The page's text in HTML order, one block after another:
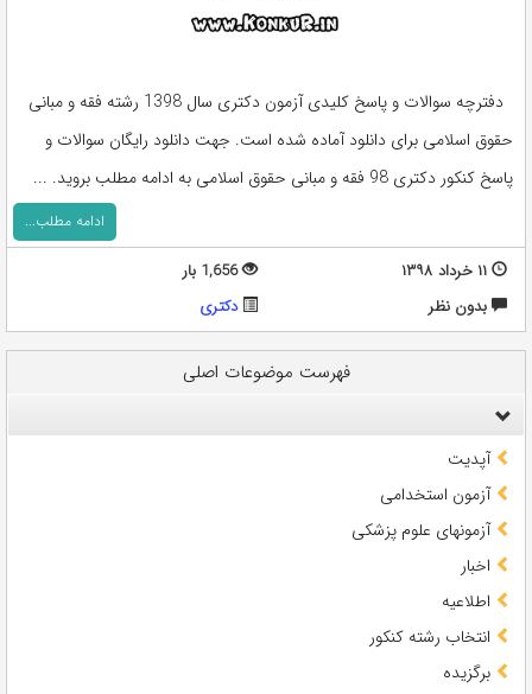
دفترچه سوالات و پاسخ کلیدی آزمون دکتری سال 1398 رشته فقه و مبانی
حقوق اسلامی برای دانلود آماده شده است. جهت دانلود رایگان سوالات و
پاسخ کنکور دکتری 98 فقه و مبانی حقوق اسلامی به ادامه مطلب بروید. ...
ادامه مطلب...
۱۱ خرداد ۱۳۹۸
1,656 بار
بدون نظر
دکتری
فهرست موضوعات اصلی
آپدیت
آزمون استخدامی
آزمونهای علوم پزشکی
اخبار
اطلاعیه
انتخاب رشته کنکور
برگزیده